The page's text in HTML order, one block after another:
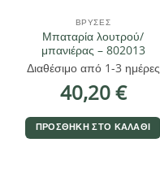
ΒΡΎΣΕΣ
Μπαταρία λουτρού/
μπανιέρας – 802013
Διαθέσιμο από 1-3 ημέρες
40,20€
ΠΡΟΣΘΉΚΗ ΣΤΟ ΚΑΛΆΘΙ